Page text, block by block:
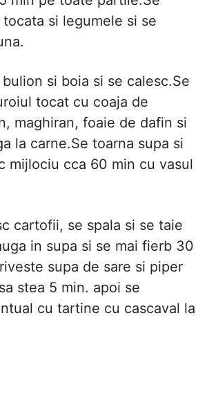
si legumele si se
si boia si se calesc.Se
tocat cu coaja de
maghiran, foaie de dafin si
la carne.Se toarna supa si
mijlociu cca 60 min cu vasul
cartofii, se spala si se taie
in supa si se mai fierb 30
supa de sare si piper
stea 5 min. apoi se
cu tartine cu cascaval la